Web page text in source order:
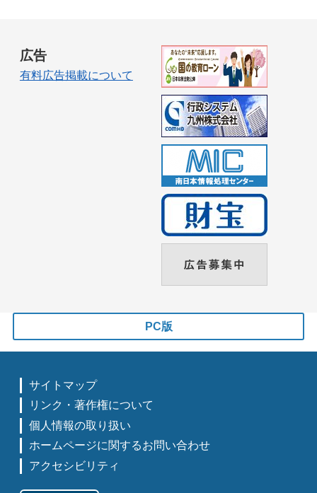
広告
有料広告掲載について
PC版
サイトマップ
リンク・著作権について
個人情報の取り扱い
ホームページに関するお問い合わせ
アクセシビリティ